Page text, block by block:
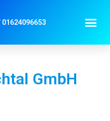
01624096653
GmbH